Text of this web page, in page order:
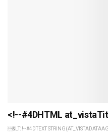
<!--#4DHTML
&LT;!--#4DTEXT